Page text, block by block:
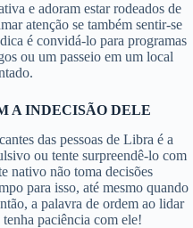
e adoram estar rodeados de
atenção se também sentir-se
é convidá-lo para programas
ou um passeio em um local
A INDECISÃO DELE
das pessoas de Libra é a
ou tente surpreendê-lo com
nativo não toma decisões
para isso, até mesmo quando
a palavra de ordem ao lidar
paciência com ele!